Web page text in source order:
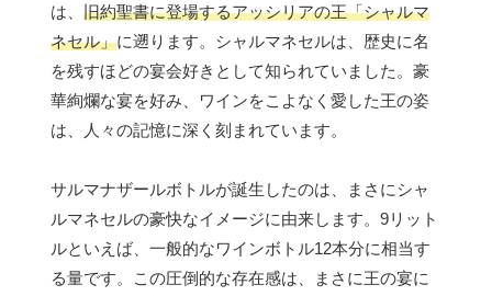
は、 旧約聖書に登場するアッシリアの王「シャルマ
ネセル」に遡ります。シャルマネセルは、歴史に名
を残すほどの宴会好きとして知られていました。豪
華絢爛な宴を好み、ワインをこよなく愛した王の姿
は、人々の記憶に深く刻まれています。
サルマナザールボトルが誕生したのは、まさにシャ
ルマネセルの豪快なイメージに由来します。9リット
ルといえば、一般的なワインボトル12本分に相当す
る量です。この圧倒的な存在感は、まさに王の宴に